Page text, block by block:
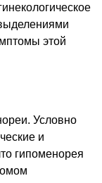
этой
Условно
и
гипоменорея